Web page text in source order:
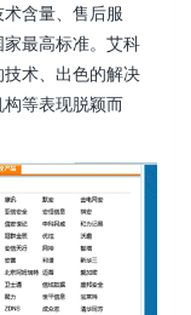
含量、售后服
最高标准。艾科
术、出色的解决
等表现脱颖而